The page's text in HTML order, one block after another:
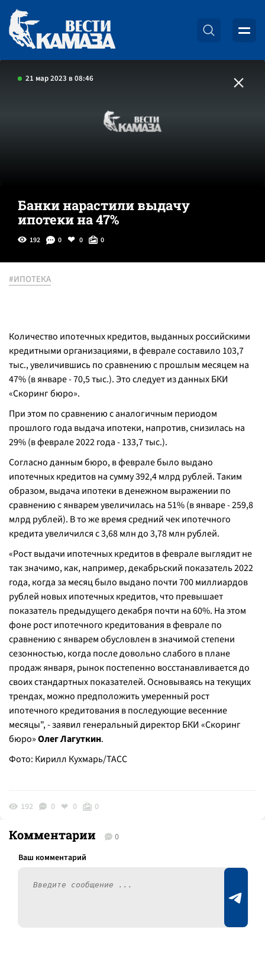
21 мар 2023 в 08:46
Банки нарастили выдачу
ипотеки на 47%
192 0 0 0
#ИПОТЕКА
Количество ипотечных кредитов, выданных российскими
кредитными организациями, в феврале составило 103,7
тыс., увеличившись по сравнению с прошлым месяцем на
47% (в январе - 70,5 тыс.). Это следует из данных БКИ
«Скоринг бюро».
При этом по сравнению с аналогичным периодом
прошлого года выдача ипотеки, напротив, снизилась на
29% (в феврале 2022 года - 133,7 тыс.).
Согласно данным бюро, в феврале было выдано
ипотечных кредитов на сумму 392,4 млрд рублей. Таким
образом, выдача ипотеки в денежном выражении по
сравнению с январем увеличилась на 51% (в январе - 259,8
млрд рублей). В то же время средний чек ипотечного
кредита увеличился с 3,68 млн до 3,78 млн рублей.
«Рост выдачи ипотечных кредитов в феврале выглядит не
так значимо, как, например, декабрьский показатель 2022
года, когда за месяц было выдано почти 700 миллиардов
рублей новых ипотечных кредитов, что превышает
показатель предыдущего декабря почти на 60%. На этом
фоне рост ипотечного кредитования в феврале по
сравнению с январем обусловлен в значимой степени
сезонностью, когда после довольно слабого в плане
продаж января, рынок постепенно восстанавливается до
своих стандартных показателей. Основываясь на текущих
трендах, можно предположить умеренный рост
ипотечного кредитования в последующие весенние
месяцы", - заявил генеральный директор БКИ «Скоринг
бюро»Олег Лагуткин.
Фото: Кирилл Кухмарь/ТАСС
192 0 0 0
Комментарии 0